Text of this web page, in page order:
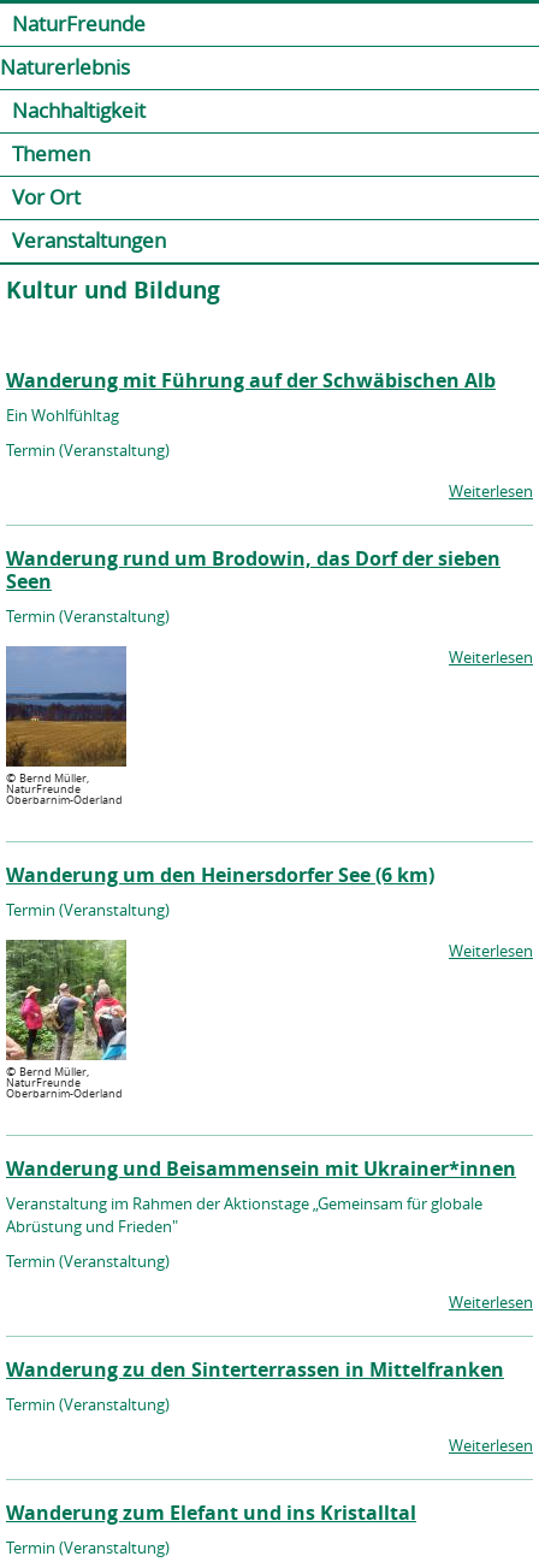
NaturFreunde
Naturerlebnis
Nachhaltigkeit
Themen
Vor Ort
Veranstaltungen
Kultur und Bildung
Wanderung mit Führung auf der Schwäbischen Alb
Ein Wohlfühltag
Termin (Veranstaltung)
Weiterlesen
Wanderung rund um Brodowin, das Dorf der sieben
Seen
Termin (Veranstaltung)
© Bernd Müller,
NaturFreunde
Oberbarnim-Oderland
Weiterlesen
Wanderung um den Heinersdorfer See (6 km)
Termin (Veranstaltung)
© Bernd Müller,
NaturFreunde
Oberbarnim-Oderland
Weiterlesen
Wanderung und Beisammensein mit Ukrainer*innen
Veranstaltung im Rahmen der Aktionstage „Gemeinsam für globale
Abrüstung und Frieden"
Termin (Veranstaltung)
Weiterlesen
Wanderung zu den Sinterterrassen in Mittelfranken
Termin (Veranstaltung)
Weiterlesen
Wanderung zum Elefant und ins Kristalltal
Termin (Veranstaltung)